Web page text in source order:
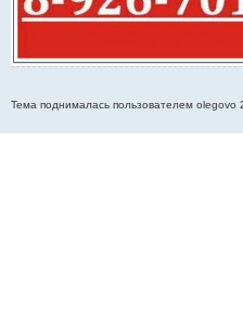
Тема поднималась пользователем olegovo